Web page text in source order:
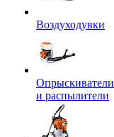
Воздуходувки
Опрыскиватели
и распылители